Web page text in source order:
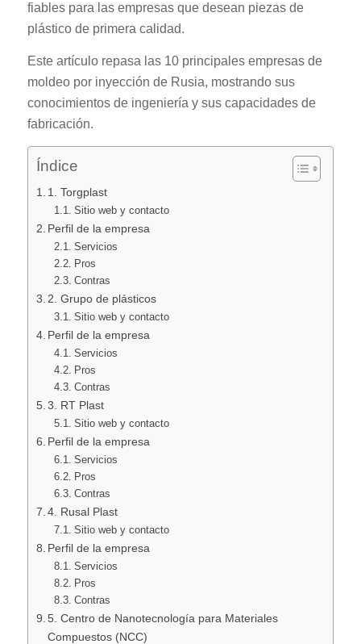
fiables para las empresas que desean piezas de
plástico de primera calidad.
Este artículo repasa las 10 principales empresas de
moldeo por inyección de Rusia, mostrando sus
conocimientos de ingeniería y sus capacidades de
fabricación.
Índice
1. Torgplast
Sitio web y contacto
Perfil de la empresa
Servicios
Pros
Contras
2. Grupo de plásticos
Sitio web y contacto
Perfil de la empresa
Servicios
Pros
Contras
3. RT Plast
Sitio web y contacto
Perfil de la empresa
Servicios
Pros
Contras
4. Rusal Plast
Sitio web y contacto
Perfil de la empresa
Servicios
Pros
Contras
5. Centro de Nanotecnología para Materiales
Compuestos (NCC)